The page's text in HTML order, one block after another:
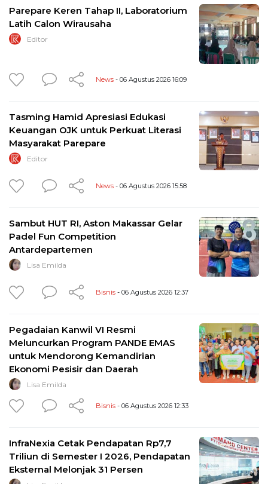
Parepare Keren Tahap II, Laboratorium
Latih Calon Wirausaha
Editor
News - 06 Agustus 2026 16:09
Tasming Hamid Apresiasi Edukasi
Keuangan OJK untuk Perkuat Literasi
Masyarakat Parepare
Editor
News - 06 Agustus 2026 15:58
Sambut HUT RI, Aston Makassar Gelar
Padel Fun Competition
Antardepartemen
Lisa Emilda
Bisnis - 06 Agustus 2026 12:37
Pegadaian Kanwil VI Resmi
Meluncurkan Program PANDE EMAS
untuk Mendorong Kemandirian
Ekonomi Pesisir dan Daerah
Lisa Emilda
Bisnis - 06 Agustus 2026 12:33
InfraNexia Cetak Pendapatan Rp7,7
Triliun di Semester I 2026, Pendapatan
Eksternal Melonjak 31 Persen